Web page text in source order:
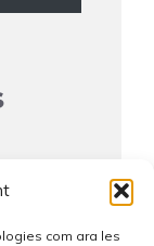
com ara les